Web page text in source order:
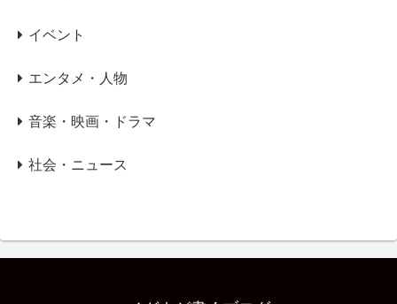
イベント
エンタメ・人物
音楽・映画・ドラマ
社会・ニュース